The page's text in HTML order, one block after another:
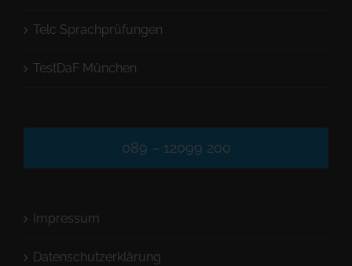
Telc Sprachprüfungen
TestDaF München
089 – 12099 200
Impressum
Datenschutzerklärung